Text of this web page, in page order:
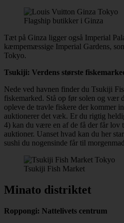
Flagship butikker i Ginza
Tæt på Ginza ligger også Imperial
kæmpemæssige Imperial Gardens,
Tokyo.
Tsukiji: Verdens største
Nede ved havnen finder du Tsukiji
fiskemarked. Stå op før solen og vær
opleve de travle fiskere der kommer
auktionerer det væk. Er du rigtig
4) kan du være en af de få der får
auktioner. Uanset hvad kan du her
sushi du nogensinde får til
Tsukiji Fish Market
Minato distriktet
Roppongi: Nattelivets centrum